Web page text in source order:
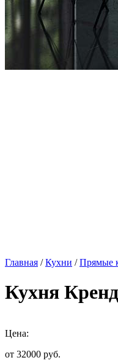
Главная /Кухни /Прямые
Кухня
Цена:
от 32000 руб.